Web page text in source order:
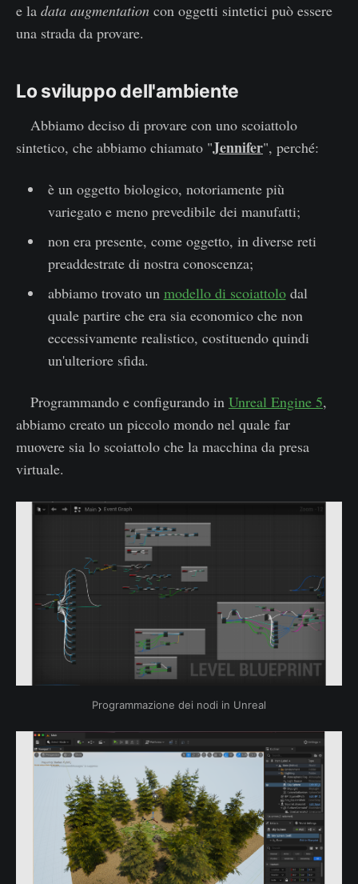
e la data augmentation con oggetti sintetici può essere
una strada da provare.
Lo sviluppo dell'ambiente
Abbiamo deciso di provare con uno scoiattolo
sintetico, che abbiamo chiamato "Jennifer", perché:
è un oggetto biologico, notoriamente più
variegato e meno prevedibile dei manufatti;
non era presente, come oggetto, in diverse reti
preaddestrate di nostra conoscenza;
abbiamo trovato un modello di scoiattolodal
quale partire che era sia economico che non
eccessivamente realistico, costituendo quindi
un'ulteriore sfida.
Programmando e configurando in Unreal Engine 5,
abbiamo creato un piccolo mondo nel quale far
muovere sia lo scoiattolo che la macchina da presa
virtuale.
Programmazione dei nodi in Unreal